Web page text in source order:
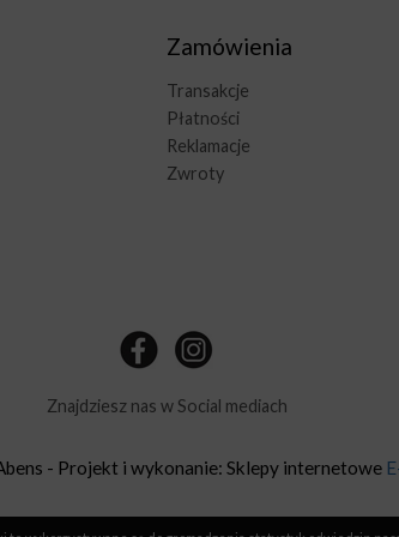
Zamówienia
Transakcje
Płatności
Reklamacje
Zwroty
Znajdziesz nas w Social mediach
- Projekt i wykonanie: Sklepy internetowe